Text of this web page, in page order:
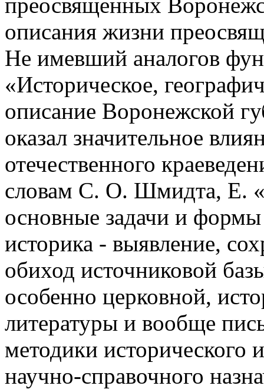
описания жизни
Не имевший аналогов
«Историческое,
описание Воронежской
оказал значительное
отечественного
словам С. О. Шмидта, Е.
основные задачи и формы
историка - выявление,
обиход источниковой
особенно церковной,
литературы и вообще
методики исторического
научно-справочного